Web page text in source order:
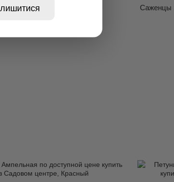
Виола р9
Саженцы